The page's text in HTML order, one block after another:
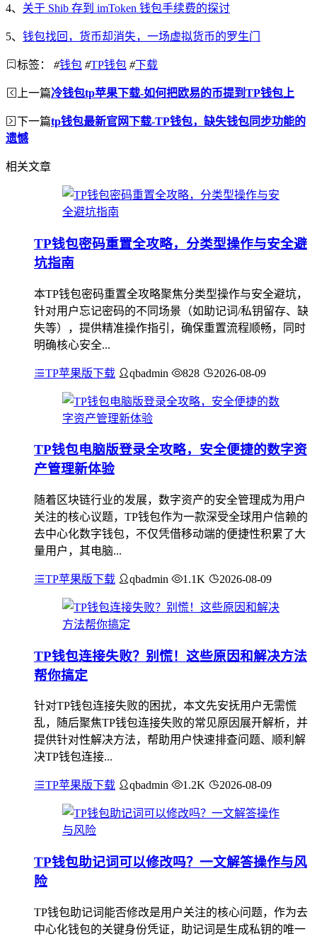
4、 关于 Shib 存到 imToken 钱包手续费的探讨
5、 钱包找回，货币却消失，一场虚拟货币的罗生门
标签： #钱包 #TP钱包 #下载
上一篇冷钱包tp苹果下载-如何把欧易的币提到TP钱包上
下一篇tp钱包最新官网下载-TP钱包，缺失钱包同步功能的
遗憾
相关文章
TP钱包密码重置全攻略，分类型操作与安全避
坑指南
本TP钱包密码重置全攻略聚焦分类型操作与安全避坑，
针对用户忘记密码的不同场景（如助记词/私钥留存、缺
失等），提供精准操作指引，确保重置流程顺畅，同时
明确核心安全...
TP苹果版下载 qbadmin 828 2026-08-09
TP钱包电脑版登录全攻略，安全便捷的数字资
产管理新体验
随着区块链行业的发展，数字资产的安全管理成为用户
关注的核心议题，TP钱包作为一款深受全球用户信赖的
去中心化数字钱包，不仅凭借移动端的便捷性积累了大
量用户，其电脑...
TP苹果版下载 qbadmin 1.1K 2026-08-09
TP钱包连接失败？别慌！这些原因和解决方法
帮你搞定
针对TP钱包连接失败的困扰，本文先安抚用户无需慌
乱，随后聚焦TP钱包连接失败的常见原因展开解析，并
提供针对性解决方法，帮助用户快速排查问题、顺利解
决TP钱包连接...
TP苹果版下载 qbadmin 1.2K 2026-08-09
TP钱包助记词可以修改吗？一文解答操作与风
险
TP钱包助记词能否修改是用户关注的核心问题，作为去
中心化钱包的关键身份凭证，助记词是生成私钥的唯一